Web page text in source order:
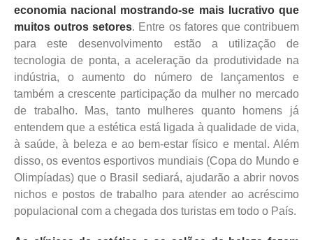
economia nacional mostrando-se mais lucrativo que
muitos outros setores. Entre os fatores que contribuem
para este desenvolvimento estão a utilização de
tecnologia de ponta, a aceleração da produtividade na
indústria, o aumento do número de lançamentos e
também a crescente participação da mulher no mercado
de trabalho. Mas, tanto mulheres quanto homens já
entendem que a estética está ligada à qualidade de vida,
à saúde, à beleza e ao bem-estar físico e mental. Além
disso, os eventos esportivos mundiais (Copa do Mundo e
Olimpíadas) que o Brasil sediará, ajudarão a abrir novos
nichos e postos de trabalho para atender ao acréscimo
populacional com a chegada dos turistas em todo o País.